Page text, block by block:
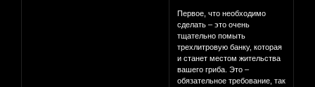
Первое, что необходимо
сделать – это очень
тщательно помыть
трехлитровую банку, которая
и станет местом жительства
вашего гриба. Это –
обязательное требование, так